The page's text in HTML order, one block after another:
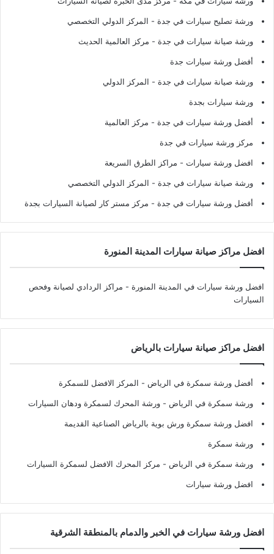
ورشة تصليح سيارات في جدة - المركز الدولي التخصصي
ورشة صيانة سيارات في جدة - مركز العالمية الحديث
أفضل ورشة سيارات جدة
ورشة صيانة سيارات في جدة - المركز الدولي
ورشة سيارات بجدة
أفضل ورشة سيارات في جدة - مركز العالمية
مركز ورشة سيارات في جدة
افضل ورشة سيارات - مراكز الطرق السريعة
ورشة صيانة سيارات في جدة - المركز الدولي التخصصي
أفضل ورشة سيارات في جدة - مركز مستر كار لصيانة السيارات بجدة
افضل مراكز صيانة سيارات المدينة المنورة
افضل ورشة سيارات في المدينة المنورة - مراكز الردادي لصيانة وفحص
السيارات
افضل مراكز صيانة سيارات بالرياض
أفضل ورشة سمكرة في الرياض - المركز الافضل للسمكرة
ورشة سمكرة في الرياض - ورشة المحرك لسمكرة ودهان السيارات
افضل ورشة سمكرة ورش بوية بالرياض الصناعية القديمة
ورشة سمكرة
ورشة سمكرة في الرياض - مركز المحرك الافضل لسمكرة السيارات
افضل ورشة سيارات
افضل ورشة سيارات في الخبر والدمام بالمنطقة الشرقية